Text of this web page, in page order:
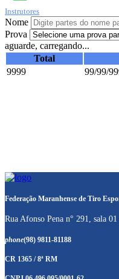
Instrutores
Nome
Prova
aguarde, carregando...
Total
9999
99/99/
Federação Maranhense de Tiro
Rua Afonso Pena n° 291, sala
phone(98) 9811-81188
CR 1365 / 8ª RM